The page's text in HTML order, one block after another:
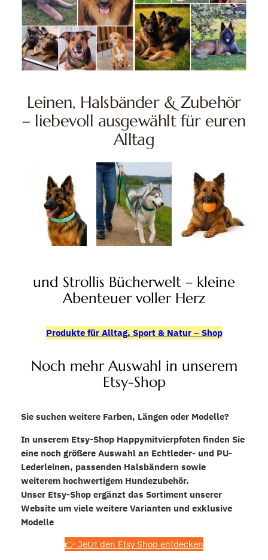
Leinen, Halsbänder & Zubehör
– liebevoll ausgewählt für euren
Alltag
und Strollis Bücherwelt – kleine
Abenteuer voller Herz
Produkte für Alltag, Sport & Natur– Shop
Noch mehr Auswahl in unserem
Etsy-Shop
Sie suchen weitere Farben, Längen oder Modelle?
In unserem Etsy-Shop Happymitvierpfoten finden Sie
eine noch größere Auswahl an Echtleder- und PU-
Lederleinen, passenden Halsbändern sowie
weiterem hochwertigem Hundezubehör.
Unser Etsy-Shop ergänzt das Sortiment unserer
Website um viele weitere Varianten und exklusive
Modelle
👉 Jetzt den Etsy Shop entdecken